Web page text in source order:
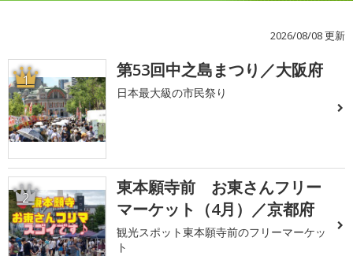
2026/08/08 更新
1 第53回中之島まつり／大阪府
日本最大級の市民祭り
2
東本願寺前 お東さんフリー
マーケット（4月）／京都府
観光スポット東本願寺前のフリーマーケッ
ト